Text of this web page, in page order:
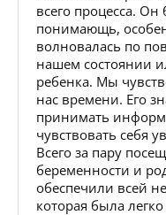
всего процесса.
понимающь,
волновалась по
нашем состоянии
ребенка. Мы
нас времени. Его
принимать
чувствовать себя
Всего за пару
беременности и
обеспечили всей
которая была